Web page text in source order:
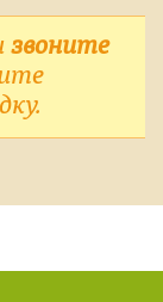
звоните